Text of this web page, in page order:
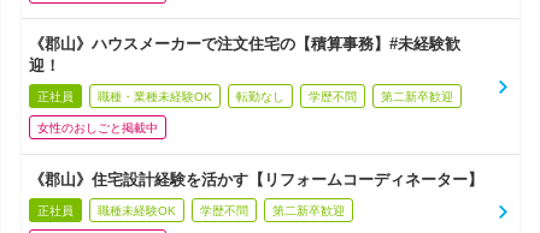
《郡山》ハウスメーカーで注文住宅の【積算事務】#未経験歓
迎！
正社員 職種・業種未経験OK 転勤なし 学歴不問 第二新卒歓迎
女性のおしごと掲載中
《郡山》住宅設計経験を活かす【リフォームコーディネーター】
正社員 職種未経験OK 学歴不問 第二新卒歓迎